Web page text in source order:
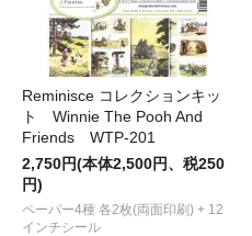
Reminisce コレクションキッ
ト Winnie The Pooh And
Friends WTP-201
2,750円(本体2,500円、税250
円)
ペーパー4種 各2枚(両面印刷) + 12
インチシール